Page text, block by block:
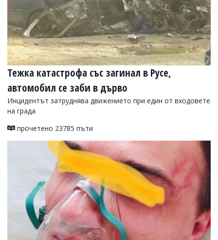
Тежка катастрофа със загинал в Русе,
автомобил се заби в дърво
Инцидентът затруднява движението при един от входовете
на града
прочетено 23785 пъти